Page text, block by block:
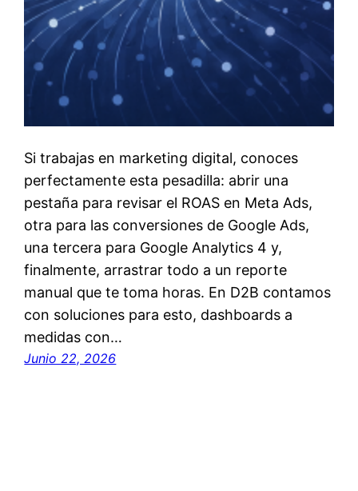
Si trabajas en marketing digital, conoces
perfectamente esta pesadilla: abrir una
pestaña para revisar el ROAS en Meta Ads,
otra para las conversiones de Google Ads,
una tercera para Google Analytics 4 y,
finalmente, arrastrar todo a un reporte
manual que te toma horas. En D2B contamos
con soluciones para esto, dashboards a
medidas con…
Junio 22, 2026